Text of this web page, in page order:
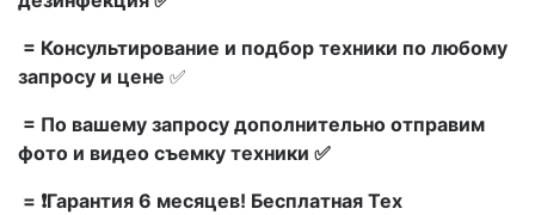
= Консультирование и подбор техники по любому
запросу и цене ✅
= По вашему запросу дополнительно отправим
фото и видео съемку техники ✅
= ❗Гарантия 6 месяцев! Бесплатная Тех